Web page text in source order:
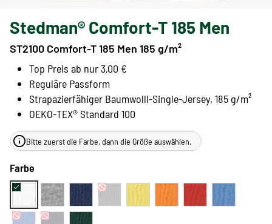
Stedman® Comfort-T 185 Men
ST2100 Comfort-T 185 Men 185 g/m²
Top Preis ab nur 3,00 €
Reguläre Passform
Strapazierfähiger Baumwolll-Single-Jersey, 185 g/m²
OEKO-TEX® Standard 100
Bitte zuerst die Farbe, dann die Größe auswählen.
Farbe